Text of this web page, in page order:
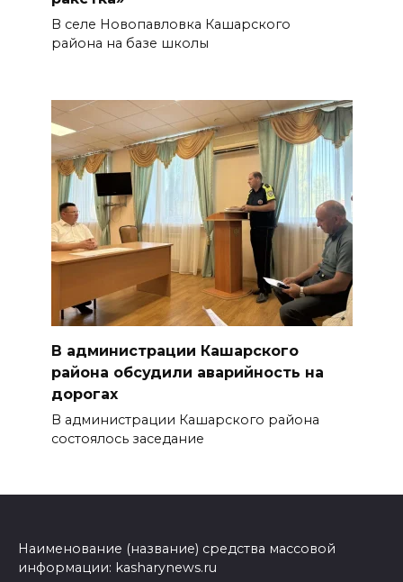
В селе Новопавловка Кашарского
района на базе школы
В администрации Кашарского
района обсудили аварийность на
дорогах
В администрации Кашарского района
состоялось заседание
Наименование (название) средства массовой
информации: kasharynews.ru